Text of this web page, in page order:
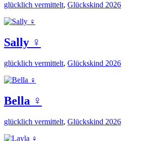
glücklich vermittelt, Glückskind 2026
Sally ♀️
glücklich vermittelt, Glückskind 2026
Bella ♀️
glücklich vermittelt, Glückskind 2026